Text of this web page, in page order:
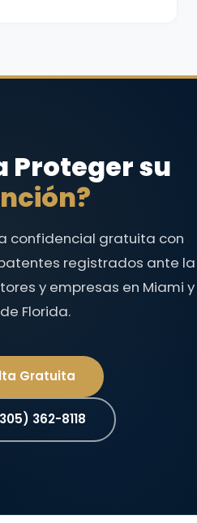
Proteger su
confidencial gratuita con
registrados ante la
y empresas en Miami y
Florida.
Gratuita
362-8118